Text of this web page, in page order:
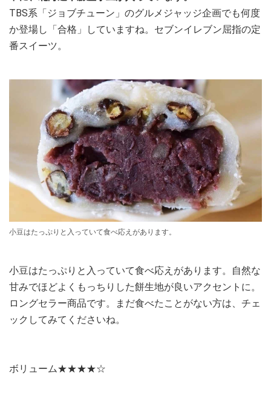
TBS系「ジョブチューン」のグルメジャッジ企画でも何度
か登場し「合格」していますね。セブンイレブン屈指の定
番スイーツ。
小豆はたっぷりと入っていて食べ応えがあります。
小豆はたっぷりと入っていて食べ応えがあります。自然な
甘みでほどよくもっちりした餅生地が良いアクセントに。
ロングセラー商品です。まだ食べたことがない方は、チェ
ックしてみてくださいね。
ボリューム★★★★☆